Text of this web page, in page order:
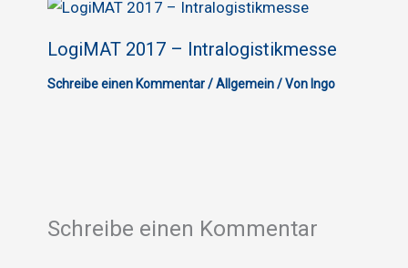
LogiMAT 2017 – Intralogistikmesse
Schreibe einen Kommentar /Allgemein/ Von Ingo
Schreibe einen Kommentar